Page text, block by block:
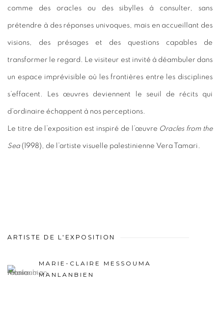
comme des oracles ou des sibylles à consulter, sans
prétendre à des réponses univoques, mais en accueillant des
visions, des présages et des questions capables de
transformer le regard. Le visiteur est invité à déambuler dans
un espace imprévisible où les frontières entre les disciplines
s’effacent. Les œuvres deviennent le seuil de récits qui
d’ordinaire échappent à nos perceptions.
Le titre de l’exposition est inspiré de l’œuvre Oracles from the
Sea (1998) , de l’artiste visuelle palestinienne Vera Tamari.
ARTISTE DE L'EXPOSITION
MARIE-CLAIRE MESSOUMA
MANLANBIEN